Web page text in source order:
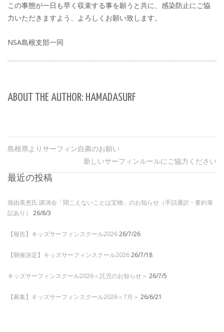
この事態が一日も早く収束する事を願うと共に、感染防止にご協
力いただきますよう、よろしくお願い致します。
NSA島根支部一同
ABOUT THE AUTHOR: HAMADASURF
島根県よりサーフィン自粛のお願い
新しいサーフィンルールにご協力ください
最近の投稿
堀由美恵氏 講演会「聞こえないことは宝物」のお知らせ（手話通訳・要約筆
記あり）
26/8/3
【報告】キッズサーフィンスクール202626/7/26
【開催決定】キッズサーフィンスクール202626/7/18
キッズサーフィンスクール2026＜託児のお知らせ＞ 26/7/5
【募集】キッズサーフィンスクール2026＜7月＞ 26/6/21